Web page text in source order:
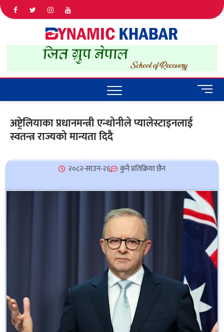
IN NEPAL
M
e
n
अष्ट्रेलियाका प्रधानमन्त्री एन्थोनीले प्यालेस्टाइनलाई
स्वतन्त्र राज्यको मान्यता दिदै
२०८२-साउन-२६ कुनै प्रतिक्रिया छैन